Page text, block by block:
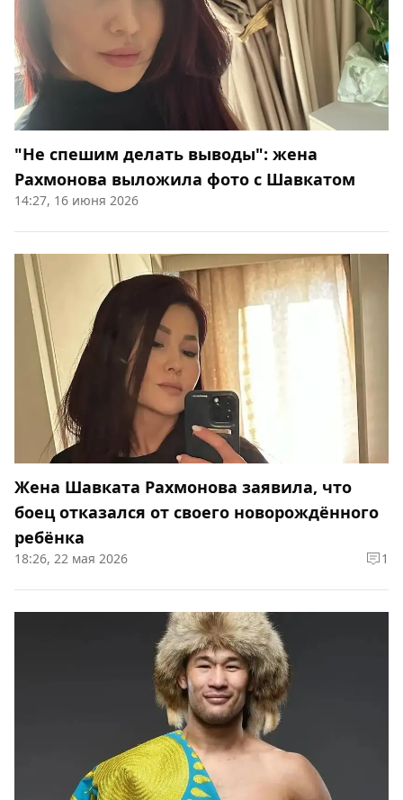
"Не спешим делать выводы": жена
Рахмонова выложила фото с Шавкатом
14:27, 16 июня 2026
Жена Шавката Рахмонова заявила, что
боец отказался от своего новорождённого
ребёнка
18:26, 22 мая 2026 1